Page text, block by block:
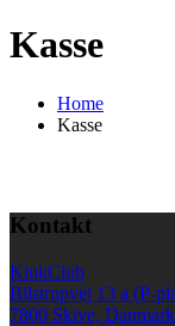
Kasse
Home
Kasse
Kontakt
KinkClub
Bilstrupvej 13 a (P-
7800 Skive, Danmark